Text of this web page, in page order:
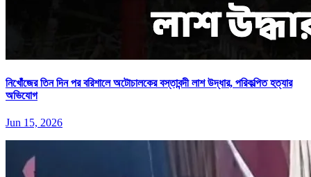
নিখোঁজের তিন দিন পর বরিশালে অটোচালকের বস্তাবন্দী লাশ উদ্ধার, পরিকল্পিত হত্যার
অভিযোগ
Jun 15, 2026